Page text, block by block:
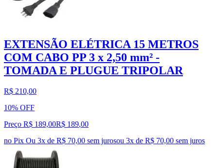
EXTENSÃO ELÉTRICA 15 METROS
COM CABO PP 3 x 2,50 mm² -
TOMADA E PLUGUE TRIPOLAR
R$ 210,00
10% OFF
Preço R$ 189,00R$ 189,00
no Pix Ou 3x de R$ 70,00 sem jurosou 3x de R$ 70,00 sem juros